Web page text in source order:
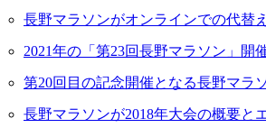
長野マラソンがオンラインでの代替
2021年の「第23回長野マラソン」開
第20回目の記念開催となる長野マラ
長野マラソンが2018年大会の概要と